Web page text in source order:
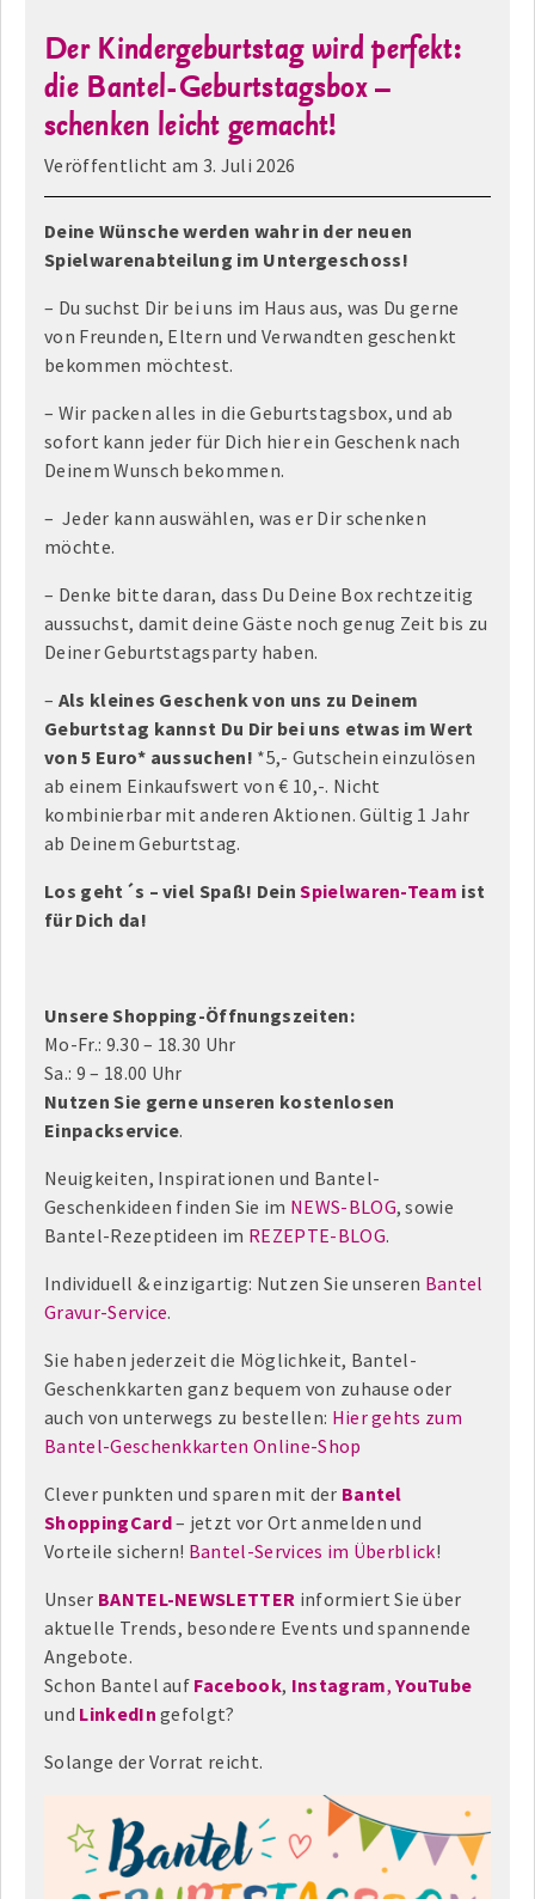
Der Kindergeburtstag wird perfekt:
die Bantel-Geburtstagsbox –
schenken leicht gemacht!
Veröffentlicht am 3. Juli 2026
Deine Wünsche werden wahr in der neuen
Spielwarenabteilung im Untergeschoss!
– Du suchst Dir bei uns im Haus aus, was Du gerne
von Freunden, Eltern und Verwandten geschenkt
bekommen möchtest.
– Wir packen alles in die Geburtstagsbox, und ab
sofort kann jeder für Dich hier ein Geschenk nach
Deinem Wunsch bekommen.
– Jeder kann auswählen, was er Dir schenken
möchte.
– Denke bitte daran, dass Du Deine Box rechtzeitig
aussuchst, damit deine Gäste noch genug Zeit bis zu
Deiner Geburtstagsparty haben.
– Als kleines Geschenk von uns zu Deinem
Geburtstag kannst Du Dir bei uns etwas im Wert
von 5 Euro* aussuchen! *5,- Gutschein einzulösen
ab einem Einkaufswert von € 10,-. Nicht
kombinierbar mit anderen Aktionen. Gültig 1 Jahr
ab Deinem Geburtstag.
Los geht´s – viel Spaß! DeinSpielwaren-Team ist
für Dich da!
Unsere Shopping-Öffnungszeiten:
Mo-Fr.: 9.30 – 18.30 Uhr
Sa.: 9 – 18.00 Uhr
Nutzen Sie gerne unseren kostenlosen
Einpackservice.
Neuigkeiten, Inspirationen und Bantel-
Geschenkideen finden Sie im NEWS-BLOG, sowie
Bantel-Rezeptideen im REZEPTE-BLOG.
Individuell & einzigartig: Nutzen Sie unseren Bantel
Gravur-Service.
Sie haben jederzeit die Möglichkeit, Bantel-
Geschenkkarten ganz bequem von zuhause oder
auch von unterwegs zu bestellen: Hier gehts zum
Bantel-Geschenkkarten Online-Shop
Clever punkten und sparen mit der Bantel
ShoppingCard– jetzt vor Ort anmelden und
Vorteile sichern! Bantel-Services im Überblick!
Unser BANTEL-NEWSLETTER informiert Sie über
aktuelle Trends, besondere Events und spannende
Angebote.
Schon Bantel auf Facebook, Instagram,YouTube
und LinkedIn gefolgt?
Solange der Vorrat reicht.